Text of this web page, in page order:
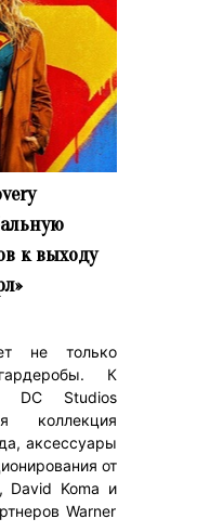
к выходу
не только
К
DC Studios
коллекция
аксессуары
от
David Koma и
Warner